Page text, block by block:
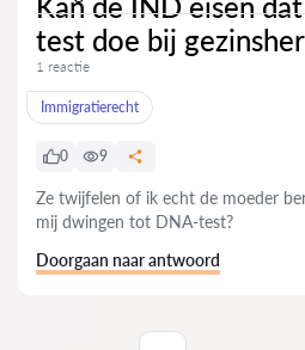
test doe bij
1 reactie
Immigratierecht
0 9
Ze twijfelen of ik echt de moeder
mij dwingen tot DNA-test?
Doorgaan naar antwoord